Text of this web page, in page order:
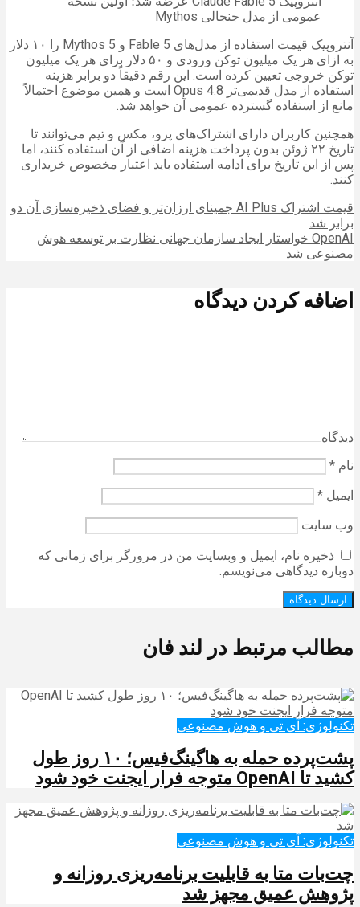
عمومی از مدل جنجالی Mythos
آنتروپیک قیمت استفاده از مدل‌های Fable 5 و Mythos 5 را ۱۰ دلار
به ازای هر یک میلیون توکن ورودی و ۵۰ دلار برای هر یک میلیون
توکن خروجی تعیین کرده است. این رقم دقیقاً دو برابر هزینه
استفاده از مدل قدیمی‌تر Opus 4.8 است و همین موضوع احتمالاً
مانع از استفاده گسترده عمومی آن خواهد شد.
همچنین کاربران دارای اشتراک‌های پرو، مکس و تیم می‌توانند تا
تاریخ ۲۲ ژوئن بدون پرداخت هزینه اضافی از آن استفاده کنند، اما
پس از این تاریخ برای ادامه استفاده باید اعتبار مخصوص خریداری
کنند.
قیمت اشتراک AI Plus جمینای ارزان‌تر و فضای ذخیره‌سازی آن دو
برابر شد
OpenAI خواستار ایجاد سازمان جهانی نظارت بر توسعه هوش
مصنوعی شد
اضافه کردن دیدگاه
دیدگاه
نام *
ایمیل *
وب‌ سایت
ذخیره نام، ایمیل و وبسایت من در مرورگر برای زمانی که
دوباره دیدگاهی می‌نویسم.
مطالب مرتبط در لند فان
تکنولوژی: آی تی و هوش مصنوعی
پشت‌پرده حمله به هاگینگ‌فیس؛ ۱۰ روز طول
کشید تا OpenAI متوجه فرار ایجنت خود شود
تکنولوژی: آی تی و هوش مصنوعی
چت‌بات متا به قابلیت برنامه‌ریزی روزانه و
پژوهش عمیق مجهز شد